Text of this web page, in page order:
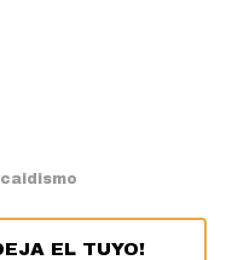
EL TUYO!